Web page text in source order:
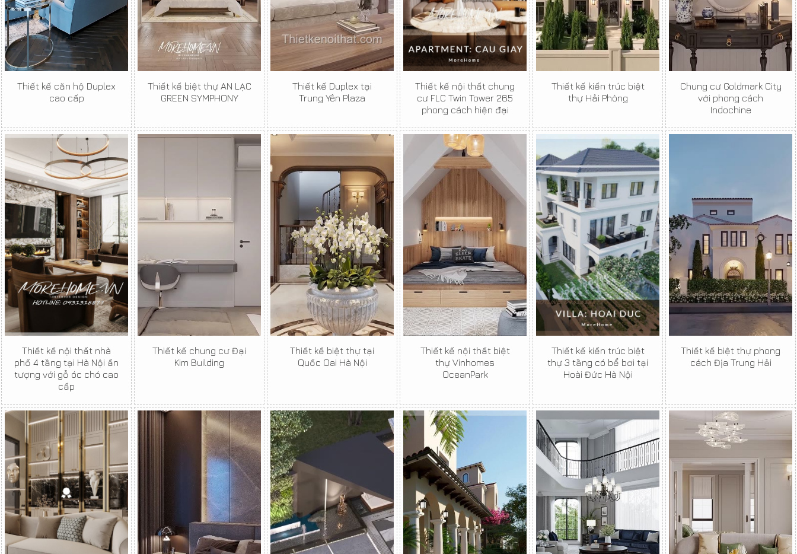
Thiết kế căn hộ Duplex
cao cấp
Thiết kế biệt thự AN LẠC
GREEN SYMPHONY
Thiết kế Duplex tại
Trung Yên Plaza
Thiết kế nội thất chung
cư FLC Twin Tower 265
phong cách hiện đại
Thiết kế kiến trúc biệt
thự Hải Phòng
Chung cư Goldmark City
với phong cách
Indochine
Thiết kế nội thất nhà
phố 4 tầng tại Hà Nội ấn
tượng với gỗ óc chó cao
cấp
Thiết kế chung cư Đại
Kim Building
Thiết kế biệt thự tại
Quốc Oai Hà Nội
Thiết kế nội thất biệt
thự Vinhomes
OceanPark
Thiết kế kiến trúc biệt
thự 3 tầng có bể bơi tại
Hoài Đức Hà Nội
Thiết kế biệt thự phong
cách Địa Trung Hải